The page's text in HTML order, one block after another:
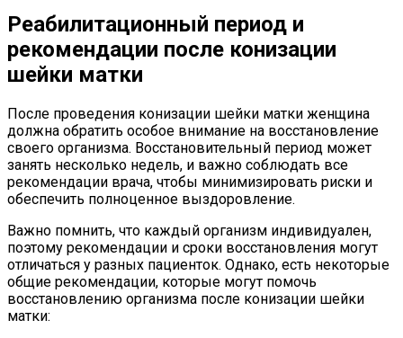
Реабилитационный период и
рекомендации после конизации
шейки матки
После проведения конизации шейки матки женщина
должна обратить особое внимание на восстановление
своего организма. Восстановительный период может
занять несколько недель, и важно соблюдать все
рекомендации врача, чтобы минимизировать риски и
обеспечить полноценное выздоровление.
Важно помнить, что каждый организм индивидуален,
поэтому рекомендации и сроки восстановления могут
отличаться у разных пациенток. Однако, есть некоторые
общие рекомендации, которые могут помочь
восстановлению организма после конизации шейки
матки: